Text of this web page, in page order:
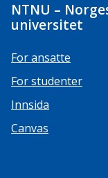
NTNU –
universitet
For ansatte
For studenter
Innsida
Canvas